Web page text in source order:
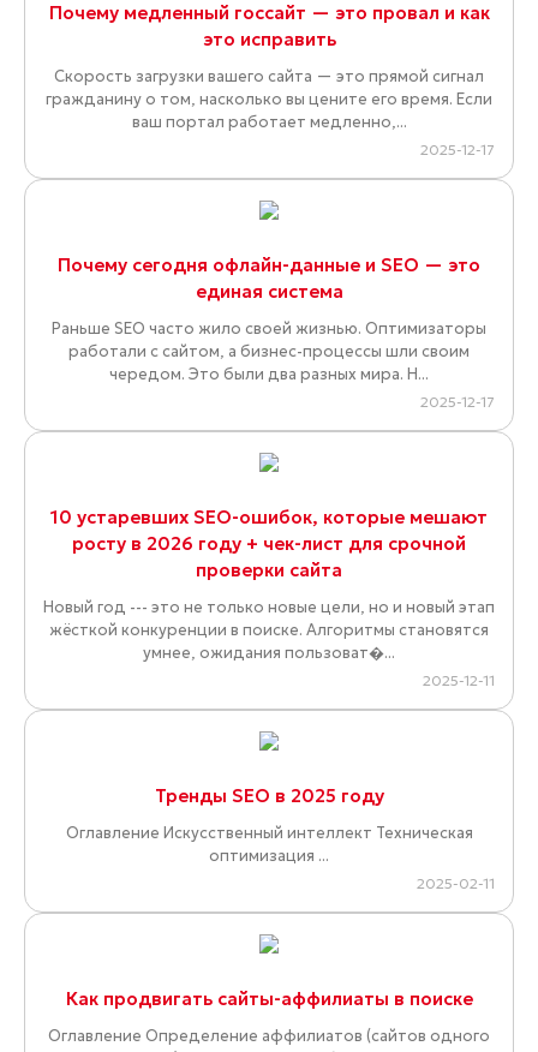
Почему медленный госсайт — это провал и как
это исправить
Скорость загрузки вашего сайта — это прямой сигнал
гражданину о том, насколько вы цените его время. Если
ваш портал работает медленно,...
2025-12-17
Почему сегодня офлайн-данные и SEO — это
единая система
Раньше SEO часто жило своей жизнью. Оптимизаторы
работали с сайтом, а бизнес-процессы шли своим
чередом. Это были два разных мира. Н...
2025-12-17
10 устаревших SEO-ошибок, которые мешают
росту в 2026 году + чек-лист для срочной
проверки сайта
Новый год --- это не только новые цели, но и новый этап
жёсткой конкуренции в поиске. Алгоритмы становятся
умнее, ожидания пользоват�...
2025-12-11
Тренды SEO в 2025 году
Оглавление Искусственный интеллект Техническая
оптимизация ...
2025-02-11
Как продвигать сайты-аффилиаты в поиске
Оглавление Определение аффилиатов (сайтов одного